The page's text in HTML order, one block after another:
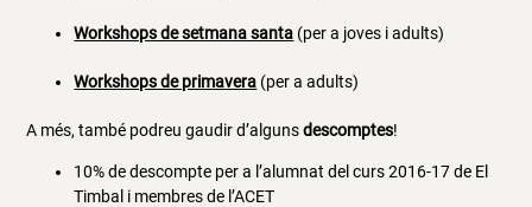
Workshops de setmana santa (per a joves i adults)
Workshops de primavera (per a adults)
A més, també podreu gaudir d’algunsdescomptes!
10% de descompte per a l’alumnat del curs 2016-17 de El
Timbal i membres de l’ACET